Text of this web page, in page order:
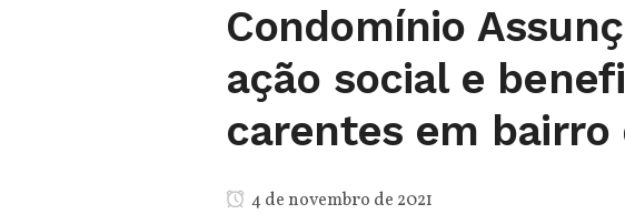
Condomínio
ação social e
carentes em bairro
4 de novembro de 2021